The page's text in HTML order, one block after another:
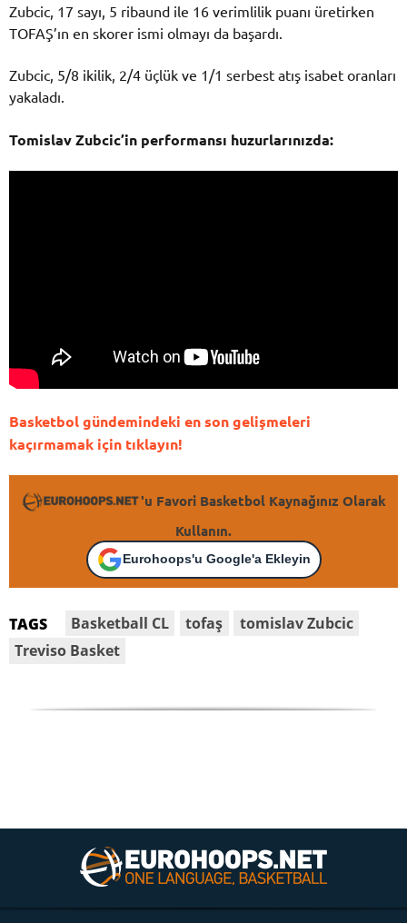
Zubcic, 17 sayı, 5 ribaund ile 16 verimlilik puanı üretirken
TOFAŞ’ın en skorer ismi olmayı da başardı.
Zubcic, 5/8 ikilik, 2/4 üçlük ve 1/1 serbest atış isabet oranları
yakaladı.
Tomislav Zubcic’in performansı huzurlarınızda:
Basketbol gündemindeki en son gelişmeleri
kaçırmamak için tıklayın!
'u Favori Basketbol Kaynağınız Olarak
Kullanın.
Eurohoops'u Google'a Ekleyin
TAGS Basketball CL tofaş
tomislav Zubcic
Treviso Basket